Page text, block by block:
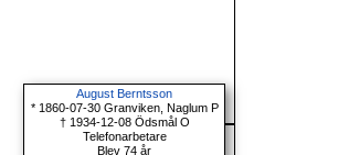
August Berntsson
* 1860-07-30 Granviken, Naglum P
† 1934-12-08 Ödsmål O
Telefonarbetare
Blev 74 år